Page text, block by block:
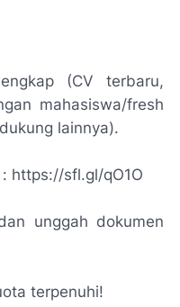
(CV terbaru,
mahasiswa/fresh
lainnya).
: https://sfl.gl/qO1O
unggah dokumen
terpenuhi!